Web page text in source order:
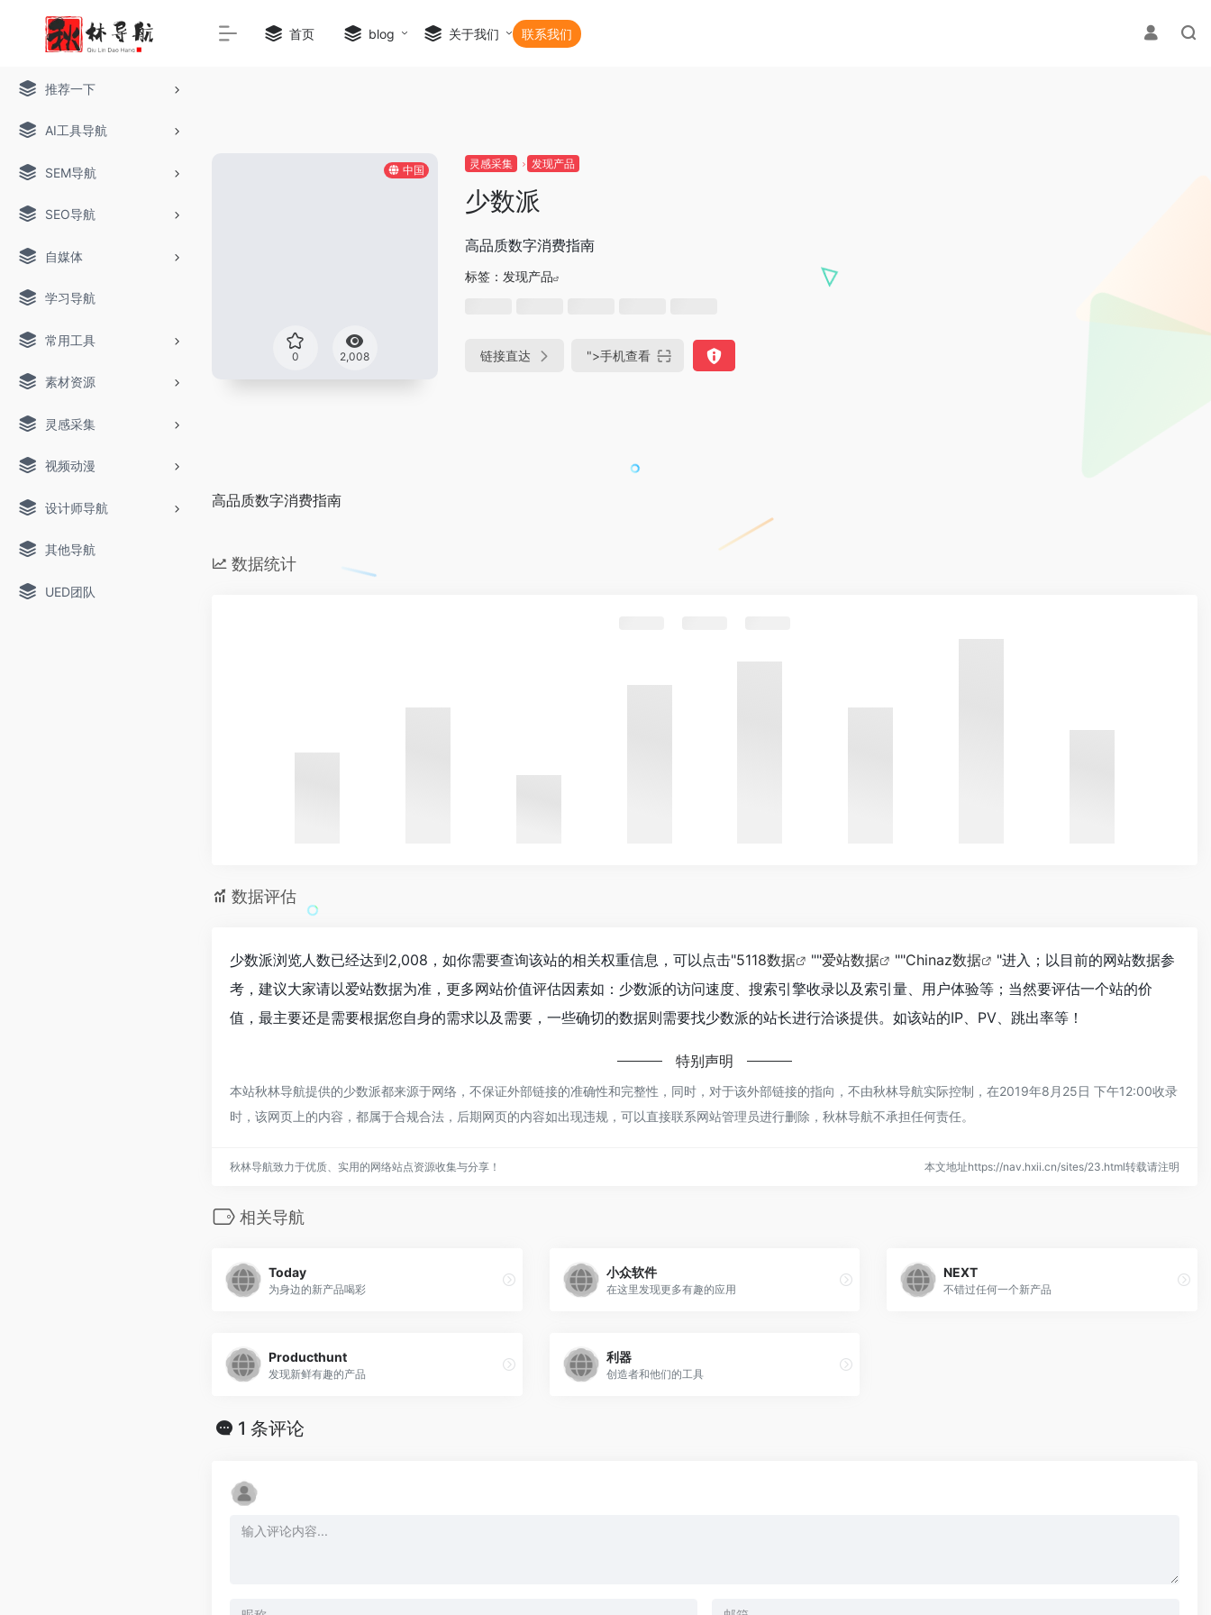
推荐一下
AI工具导航
SEM导航
SEO导航
自媒体
学习导航
常用工具
素材资源
灵感采集
视频动漫
设计师导航
其他导航
UED团队
首页 blog 关于我们 联系我们
中国
0 2,008
灵感采集 发现产品
少数派
高品质数字消费指南
标签： 发现产品
链接直达 ">手机查看
高品质数字消费指南
数据统计
数据评估
少数派浏览人数已经达到2,008，如你需要查询该站的相关权重信息，可以点击"5118数据 ""爱站数据 ""Chinaz数据
"进入；以目前的网站数据参
考，建议大家请以爱站数据为准，更多网站价值评估因素如：少数派的访问速度、搜索引擎收录以及索引量、用户体验等；当然要评估一个站的价
值，最主要还是需要根据您自身的需求以及需要，一些确切的数据则需要找少数派的站长进行洽谈提供。如该站的IP、PV、跳出率等！
特别声明
本站秋林导航提供的少数派都来源于网络，不保证外部链接的准确性和完整性，同时，对于该外部链接的指向，不由秋林导航实际控制，在2019年8月25日 下午12:00收录
时，该网页上的内容，都属于合规合法，后期网页的内容如出现违规，可以直接联系网站管理员进行删除，秋林导航不承担任何责任。
秋林导航致力于优质、实用的网络站点资源收集与分享！ 本文地址https://nav.hxii.cn/sites/23.html转载请注明
相关导航
Today
为身边的新产品喝彩
小众软件
在这里发现更多有趣的应用
NEXT
不错过任何一个新产品
Producthunt
发现新鲜有趣的产品
利器
创造者和他们的工具
1 条评论